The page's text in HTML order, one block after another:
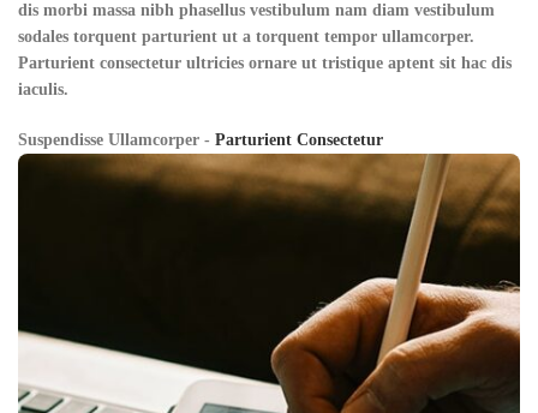
dis morbi massa nibh phasellus vestibulum nam diam vestibulum
sodales torquent parturient ut a torquent tempor ullamcorper.
Parturient consectetur ultricies ornare ut tristique aptent sit hac dis
iaculis.
Suspendisse Ullamcorper - Parturient Consectetur